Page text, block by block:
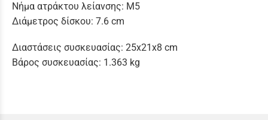
Νήμα ατράκτου λείανσης: M5
Διάμετρος δίσκου: 7.6 cm
Διαστάσεις συσκευασίας: 25x21x8 cm
Βάρος συσκευασίας: 1.363 kg